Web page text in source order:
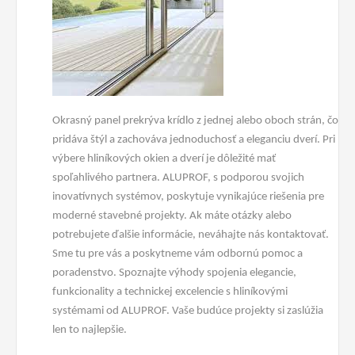
Okrasný panel prekrýva krídlo z jednej alebo oboch strán, čo
pridáva štýl a zachováva jednoduchosť a eleganciu dverí. Pri
výbere hliníkových okien a dverí je dôležité mať
spoľahlivého partnera. ALUPROF, s podporou svojich
inovatívnych systémov, poskytuje vynikajúce riešenia pre
moderné stavebné projekty. Ak máte otázky alebo
potrebujete ďalšie informácie, neváhajte nás kontaktovať.
Sme tu pre vás a poskytneme vám odbornú pomoc a
poradenstvo. Spoznajte výhody spojenia elegancie,
funkcionality a technickej excelencie s hliníkovými
systémami od ALUPROF. Vaše budúce projekty si zaslúžia
len to najlepšie.